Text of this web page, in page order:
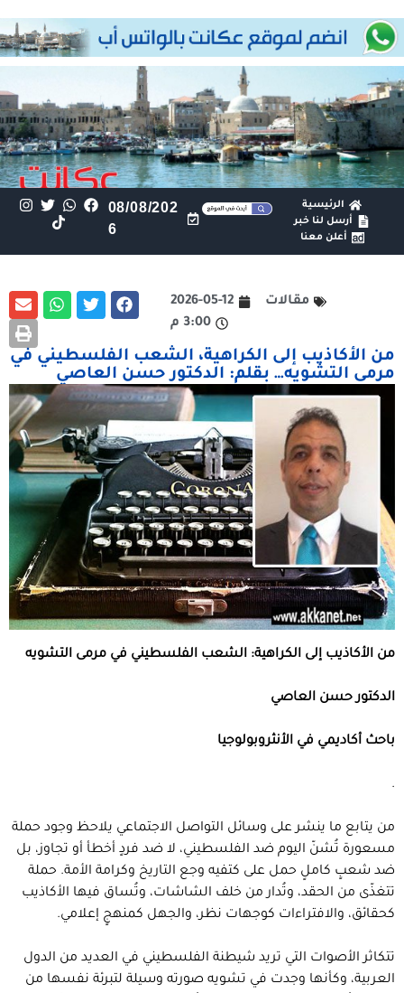
الرئيسية
أرسل لنا خبر
أعلن معنا
08/08/202
6
مقالات
2026-05-12
3:00 م
من الأكاذيب إلى الكراهية، الشعب الفلسطيني في
مرمى التشويه… بقلم: الدكتور حسن العاصي
من الأكاذيب إلى الكراهية: الشعب الفلسطيني في مرمى التشويه
الدكتور حسن العاصي
باحث أكاديمي في الأنثروبولوجيا
.
من يتابع ما ينشر على وسائل التواصل الاجتماعي يلاحظ وجود حملة
مسعورة تُشنّ اليوم ضد الفلسطيني، لا ضد فردٍ أخطأ أو تجاوز، بل
ضد شعبٍ كاملٍ حمل على كتفيه وجع التاريخ وكرامة الأمة. حملة
تتغذّى من الحقد، وتُدار من خلف الشاشات، وتُساق فيها الأكاذيب
كحقائق، والافتراءات كوجهات نظر، والجهل كمنهجٍ إعلامي.
تتكاثر الأصوات التي تريد شيطنة الفلسطيني في العديد من الدول
العربية، وكأنها وجدت في تشويه صورته وسيلة لتبرئة نفسها من